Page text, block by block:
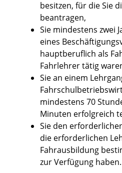
besitzen, für die Sie
beantragen,
Sie mindestens zwei
eines
hauptberuflich als
Fahrlehrer tätig
Sie an einem
mindestens 70
Minuten erfolgreich
Sie den
die erforderlichen
Fahrausbildung
zur Verfügung haben.